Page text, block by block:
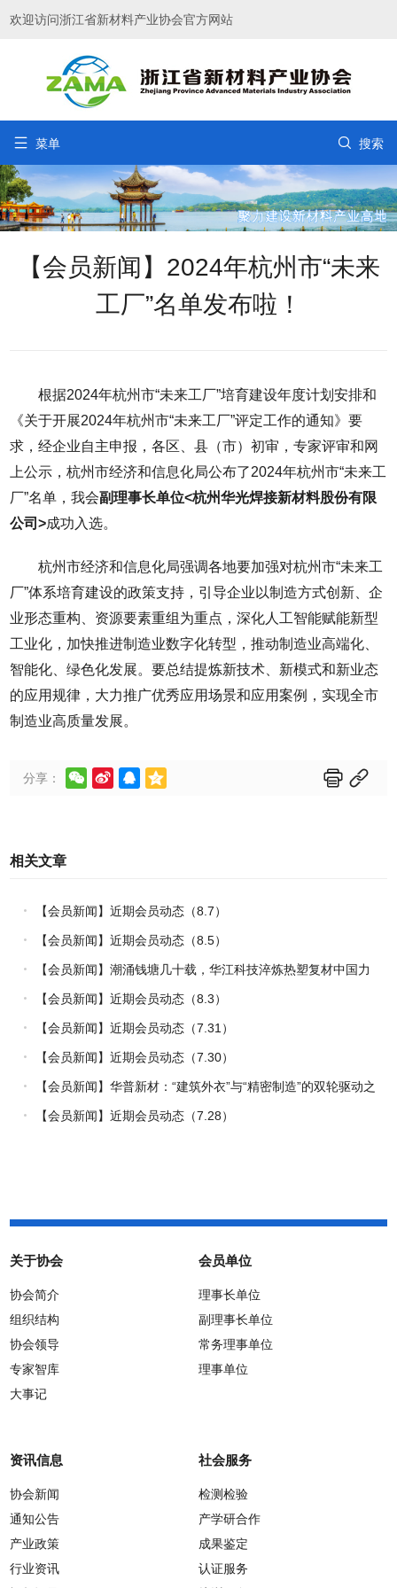
欢迎访问浙江省新材料产业协会官方网站
 菜单  搜索
【会员新闻】2024年杭州市“未来
工厂”名单发布啦！
根据2024年杭州市“未来工厂”培育建设年度计划安排和
《关于开展2024年杭州市“未来工厂”评定工作的通知》要
求，经企业自主申报，各区、县（市）初审，专家评审和网
上公示，杭州市经济和信息化局公布了2024年杭州市“未来工
厂”名单，我会副理事长单位<杭州华光焊接新材料股份有限
公司>成功入选。
杭州市经济和信息化局强调各地要加强对杭州市“未来工
厂”体系培育建设的政策支持，引导企业以制造方式创新、企
业形态重构、资源要素重组为重点，深化人工智能赋能新型
工业化，加快推进制造业数字化转型，推动制造业高端化、
智能化、绿色化发展。要总结提炼新技术、新模式和新业态
的应用规律，大力推广优秀应用场景和应用案例，实现全市
制造业高质量发展。
分享：      
相关文章
【会员新闻】近期会员动态（8.7）
【会员新闻】近期会员动态（8.5）
【会员新闻】潮涌钱塘几十载，华江科技淬炼热塑复材中国力
量
【会员新闻】近期会员动态（8.3）
【会员新闻】近期会员动态（7.31）
【会员新闻】近期会员动态（7.30）
【会员新闻】华普新材：“建筑外衣”与“精密制造”的双轮驱动之
路
【会员新闻】近期会员动态（7.28）
关于协会
协会简介
组织结构
协会领导
专家智库
大事记
会员单位
理事长单位
副理事长单位
常务理事单位
理事单位
资讯信息
协会新闻
通知公告
产业政策
行业资讯
社会服务
检测检验
产学研合作
成果鉴定
认证服务